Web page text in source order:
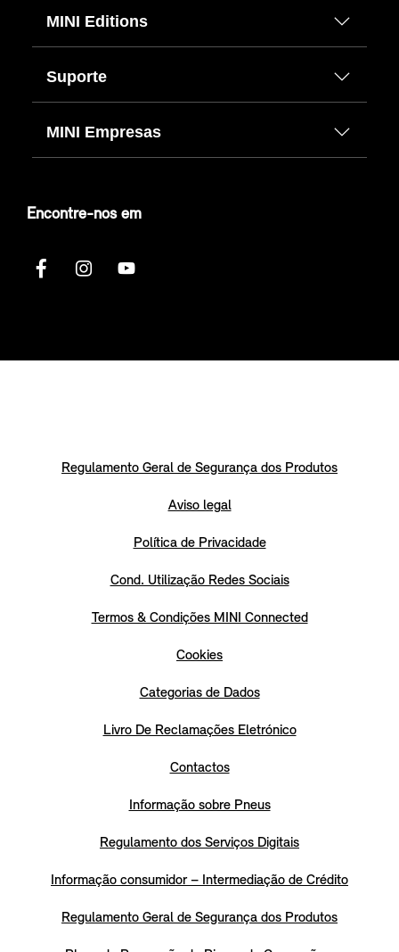
MINI Editions
Suporte
MINI Empresas
Encontre-nos em
Regulamento Geral de Segurança dos Produtos
Aviso legal
Política de Privacidade
Cond. Utilização Redes Sociais
Termos & Condições MINI Connected
Cookies
Categorias de Dados
Livro De Reclamações Eletrónico
Contactos
Informação sobre Pneus
Regulamento dos Serviços Digitais
Informação consumidor – Intermediação de Crédito
Regulamento Geral de Segurança dos Produtos